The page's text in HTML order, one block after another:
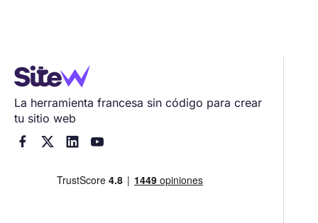
La herramienta francesa sin código para crear
tu sitio web
   